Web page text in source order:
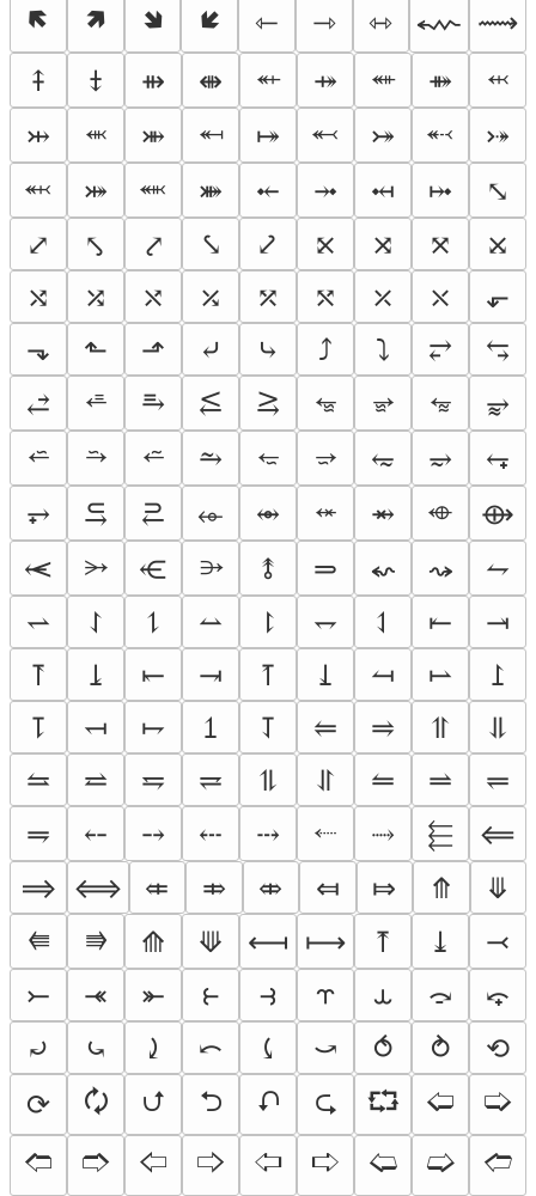
🢄
🢅 🢆 🢇 ⇽ ⇾ ⇿ ⬳ ⟿
⤉
⤈ ⇻ ⇼ ⬴ ⤀ ⬵ ⤁
⬹
⤔
⬺ ⤕ ⬶ ⤅ ⬻ ⤖ ⬷
⤐
⬼
⤗ ⬽ ⤘ ⤝ ⤞ ⤟ ⤠
⤡
⤢
⤣ ⤤ ⤥ ⤦ ⤪ ⤨ ⤧
⤩
⤭
⤮ ⤯ ⤰ ⤱ ⤲ ⤫ ⤬
⬐
⬎
⬑ ⬏ ⤶ ⤷ ⤴ ⤵ ⥂
⥃
⥄
⭀ ⥱ ⥶ ⥸ ⭂ ⭈ ⭊
⥵
⭁
⭇ ⭉ ⥲ ⭋ ⭌ ⥳ ⥴
⥆
⥅
⥹ ⥻ ⬰ ⥈ ⬾ ⥇ ⬲
⟴
⥷
⭃ ⥺ ⭄ ⥉ ⥰ ⬿ ⤳
⥊
⥋
⥌ ⥍ ⥎ ⥏ ⥐ ⥑ ⥒
⥓
⥔
⥕ ⥖ ⥗ ⥘ ⥙ ⥚ ⥛
⥜
⥝
⥞ ⥟ ⥠ ⥡ ⥢ ⥤ ⥣
⥥
⥦
⥨ ⥧ ⥩ ⥮ ⥯ ⥪ ⥬
⥫
⥭
⤌ ⤍ ⤎ ⤏ ⬸ ⤑ ⬱
⟸
⟹ ⟺ ⤂ ⤃ ⤄ ⤆ ⤇ ⤊
⤋
⭅
⭆ ⟰ ⟱ ⟻ ⟼ ⤒ ⤓
⤙
⤚
⤛ ⤜ ⥼ ⥽ ⥾ ⥿ ⤼
⤽
⤾
⤿ ⤸ ⤺ ⤹ ⤻ ⥀ ⥁
⟲
⟳
🗘 ⮍ ⮌ ⮏ ⮎ ⮔ 🢠
🢡
🢢
🢣 🢤 🢥 🢦 🢧 🢨 🢩
🢪